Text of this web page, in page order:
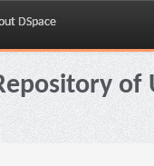
DSpace
of